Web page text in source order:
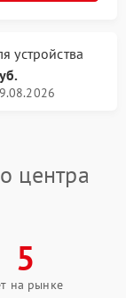
устройства
центра
5
на рынке